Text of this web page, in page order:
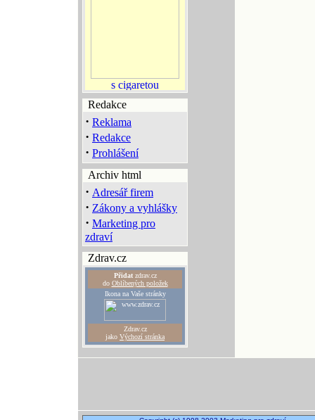
Redakce
· Reklama
· Redakce
· Prohlášení
Archiv html
· Adresář firem
· Zákony a vyhlášky
· Marketing pro
zdraví
Zdrav.cz
Přidatzdrav.cz
do Oblíbených položek
Ikona na Vaše stránky
Zdrav.cz
jako Výchozí stránka